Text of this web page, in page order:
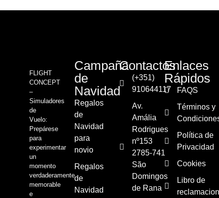
FLIGHT
CONCEPT
–
Simuladores
de
Vuelo:
Prepárese
para
experimentar
un
momento
verdaderamente
memorable
e
Campaña
de
Navidad
Regalos
de
Navidad
para
novio
Regalos
de
Navidad
Contactos
(+351)
910644117
Av.
Amália
Rodrigues
nº153
2785-741
São
Domingos
de Rana
Enlaces
Rápidos
FAQS
Términos y
Política de
Privacidad
Cookies
Libro de